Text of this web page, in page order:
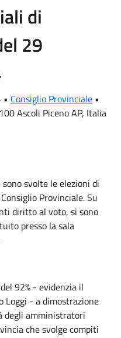
di
29
Consiglio Provinciale •
Ascoli Piceno AP, Italia
svolte le elezioni di
Provinciale. Su
diritto al voto, si sono
presso la sala
92% - evidenzia il
Loggi - a dimostrazione
degli amministratori
che svolge compiti